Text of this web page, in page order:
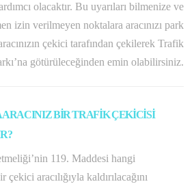
olacaktır. Bu uyarıları bilmenize ve
izin verilmeyen noktalara aracınızı park
çekici tarafından çekilerek Trafik
götürüleceğinden emin olabilirsiniz.
BİR TRAFİK ÇEKİCİSİ
119. Maddesi hangi
çekici aracılığıyla kaldırılacağını